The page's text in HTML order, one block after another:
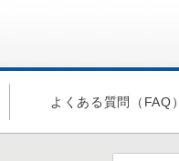
よくある質問（FAQ）